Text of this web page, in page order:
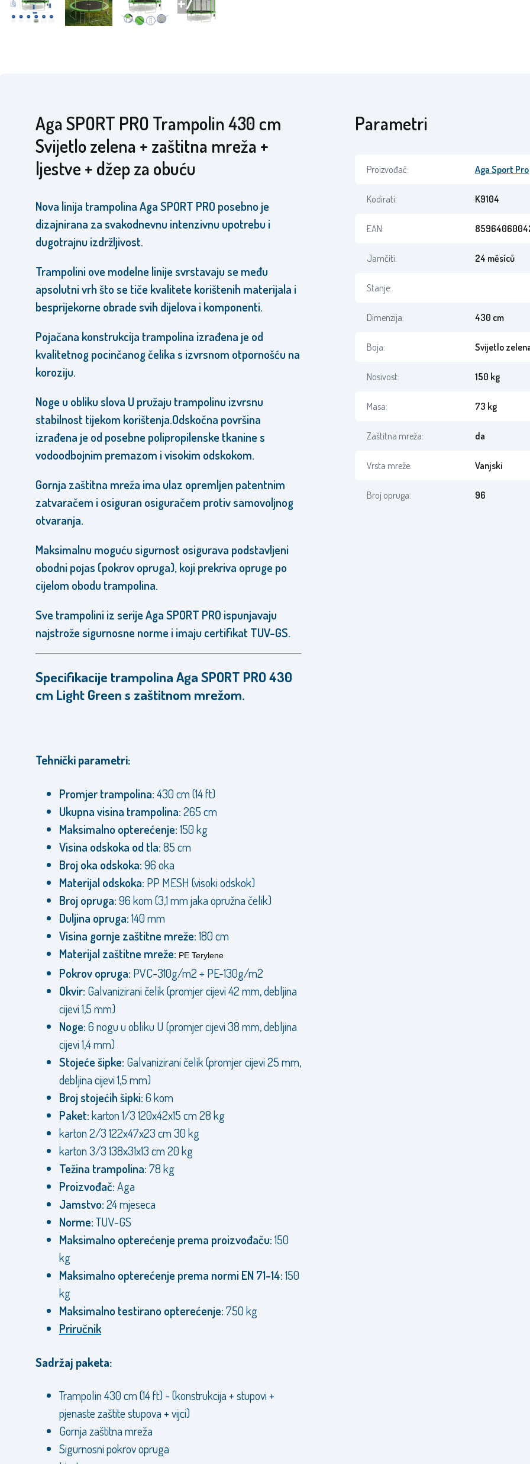
Aga SPORT PRO Trampolin 430 cm
Svijetlo zelena + zaštitna mreža +
ljestve + džep za obuću
Nova linija trampolina Aga SPORT PRO posebno je
dizajnirana za svakodnevnu intenzivnu upotrebu i
dugotrajnu izdržljivost.
Trampolini ove modelne linije svrstavaju se među
apsolutni vrh što se tiče kvalitete korištenih materijala i
besprijekorne obrade svih dijelova i komponenti.
Pojačana konstrukcija trampolina izrađena je od
kvalitetnog pocinčanog čelika s izvrsnom otpornošću na
koroziju.
Noge u obliku slova U pružaju trampolinu izvrsnu
stabilnost tijekom korištenja.Odskočna površina
izrađena je od posebne polipropilenske tkanine s
vodoodbojnim premazom i visokim odskokom.
Gornja zaštitna mreža ima ulaz opremljen patentnim
zatvaračem i osiguran osiguračem protiv samovoljnog
otvaranja.
Maksimalnu moguću sigurnost osigurava podstavljeni
obodni pojas (pokrov opruga), koji prekriva opruge po
cijelom obodu trampolina.
Sve trampolini iz serije Aga SPORT PRO ispunjavaju
najstrože sigurnosne norme i imaju certifikat TUV-GS.
Specifikacije trampolina Aga SPORT PRO 430
cm Light Green s zaštitnom mrežom.
Tehnički parametri:
Promjer trampolina:430 cm (14 ft)
Ukupna visina trampolina:265 cm
Maksimalno opterećenje:150 kg
Visina odskoka od tla:85 cm
Broj oka odskoka:96 oka
Materijal odskoka: PP MESH (visoki odskok)
Broj opruga:96 kom (3,1 mm jaka opružna čelik)
Duljina opruga:140 mm
Visina gornje zaštitne mreže:180 cm
Materijal zaštitne mreže: PE Terylene
Pokrov opruga: PVC-310g/m2 + PE-130g/m2
Okvir: Galvanizirani čelik (promjer cijevi 42 mm, debljina
cijevi 1,5 mm)
Noge:6 nogu u obliku U (promjer cijevi 38 mm, debljina
cijevi 1,4 mm)
Stojeće šipke: Galvanizirani čelik (promjer cijevi 25 mm,
debljina cijevi 1,5 mm)
Broj stojećih šipki:6 kom
Paket:karton 1/3 120x42x15 cm 28 kg
karton 2/3 122x47x23 cm 30 kg
karton 3/3 138x31x13 cm 20 kg
Težina trampolina:78 kg
Proizvođač:Aga
Jamstvo:24 mjeseca
Norme:TUV-GS
Maksimalno opterećenje prema proizvođaču:150
kg
Maksimalno opterećenje prema normi EN 71-14:150
kg
Maksimalno testirano opterećenje:750 kg
Priručnik
Sadržaj paketa:
Trampolin 430 cm (14 ft) - (konstrukcija + stupovi +
pjenaste zaštite stupova + vijci)
Gornja zaštitna mreža
Sigurnosni pokrov opruga
Parametri
Proizvođač: Aga Sport Pro
Kodirati: K9104
EAN:
Jamčiti: 24 měsíců
Stanje:
Dimenzija: 430 cm
Boja: Svijetlo
Nosivost: 150 kg
Masa: 73 kg
Zaštitna mreža: da
Vrsta mreže: Vanjski
Broj opruga: 96